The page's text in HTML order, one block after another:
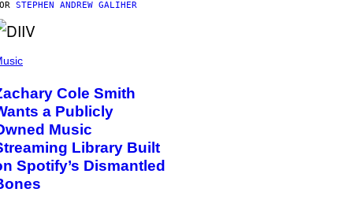
STEPHEN ANDREW GALIHER
Cole Smith
a Publicly
Music
Library Built
Spotify’s Dismantled